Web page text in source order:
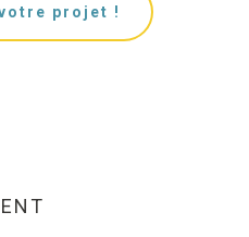
projet !